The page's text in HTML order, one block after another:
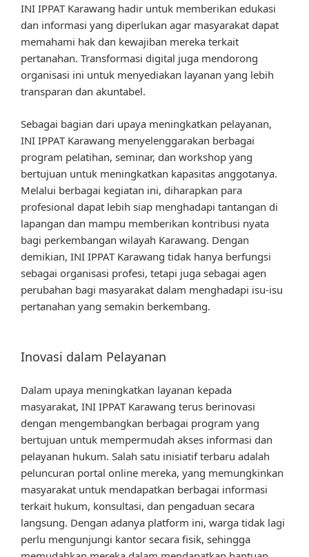
INI IPPAT Karawang hadir untuk memberikan edukasi
dan informasi yang diperlukan agar masyarakat dapat
memahami hak dan kewajiban mereka terkait
pertanahan. Transformasi digital juga mendorong
organisasi ini untuk menyediakan layanan yang lebih
transparan dan akuntabel.
Sebagai bagian dari upaya meningkatkan pelayanan,
INI IPPAT Karawang menyelenggarakan berbagai
program pelatihan, seminar, dan workshop yang
bertujuan untuk meningkatkan kapasitas anggotanya.
Melalui berbagai kegiatan ini, diharapkan para
profesional dapat lebih siap menghadapi tantangan di
lapangan dan mampu memberikan kontribusi nyata
bagi perkembangan wilayah Karawang. Dengan
demikian, INI IPPAT Karawang tidak hanya berfungsi
sebagai organisasi profesi, tetapi juga sebagai agen
perubahan bagi masyarakat dalam menghadapi isu-isu
pertanahan yang semakin berkembang.
Inovasi dalam Pelayanan
Dalam upaya meningkatkan layanan kepada
masyarakat, INI IPPAT Karawang terus berinovasi
dengan mengembangkan berbagai program yang
bertujuan untuk mempermudah akses informasi dan
pelayanan hukum. Salah satu inisiatif terbaru adalah
peluncuran portal online mereka, yang memungkinkan
masyarakat untuk mendapatkan berbagai informasi
terkait hukum, konsultasi, dan pengaduan secara
langsung. Dengan adanya platform ini, warga tidak lagi
perlu mengunjungi kantor secara fisik, sehingga